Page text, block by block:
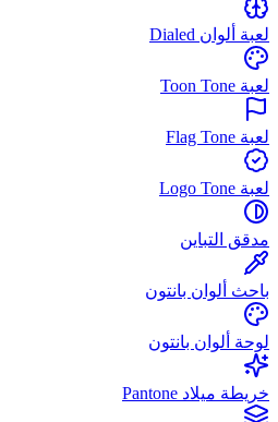
لعبة ألوان Dialed
لعبة Toon Tone
لعبة Flag Tone
لعبة Logo Tone
مدقق التباين
باحث ألوان بانتون
لوحة ألوان بانتون
خريطة ميلاد Pantone